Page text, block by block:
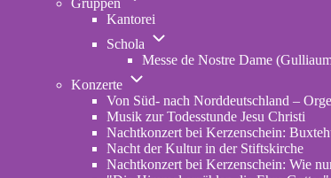
Gruppen
Gruppen
Kantorei
Schola
Unternavigation
Schola
Messe de Nostre Dame
Konzerte
Unternavigation
Konzerte
Von Süd- nach Norddeutschland –
Musik zur Todesstunde Jesu Christi
Nachtkonzert bei Kerzenschein:
Nacht der Kultur in der Stiftskirche
Nachtkonzert bei Kerzenschein: Wie